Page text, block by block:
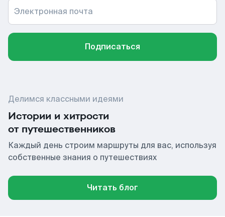
Электронная почта
Подписаться
Делимся классными идеями
Истории и хитрости
от путешественников
Каждый день строим маршруты для вас, используя
собственные знания о путешествиях
Читать блог